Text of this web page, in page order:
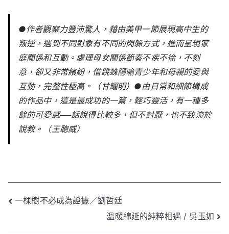
●作者觀察力豐沛驚人，藉由美甲一節展現高中生的
叛逆，遇到不同對象有不同的閃躲方式，進而呈現家
庭關係和互動。處理母女關係節奏不疾不徐，不刻
意，卻又非常繽紛，借跳蛛隱喻青少年和母親的愛與
互動，完整性極高。（甘耀明）●由日常和細節構成
的作品中，這是最成功的一篇，輕巧靈活，有一種多
餘的可愛感──話說得比較多，但不討厭，也不致流於
說教。（王聰威）
文
一棵樹不必成為證據／劉哲廷
溫暖綿延的純粹相遇 / 吳玉如